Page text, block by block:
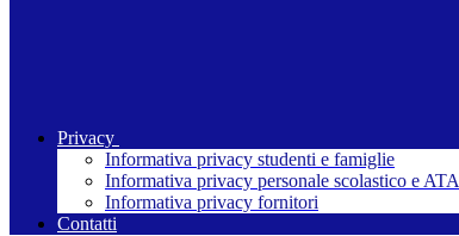
Privacy
Informativa privacy studenti e famiglie
Informativa privacy personale scolastico e ATA
Informativa privacy fornitori
Contatti